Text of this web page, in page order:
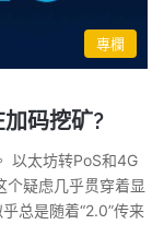
專欄
码挖矿?
以太坊转PoS和4G
个疑虑几乎贯穿着显
总是随着“2.0”传来